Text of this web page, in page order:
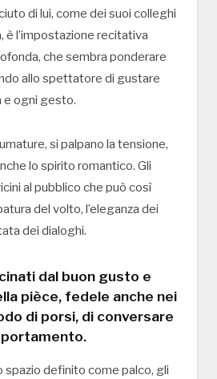
di lui, come dei suoi colleghi
è l’impostazione recitativa
che sembra ponderare
allo spettatore di gustare
e ogni gesto.
si palpano la tensione,
lo spirito romantico. Gli
al pubblico che può così
del volto, l’eleganza dei
dei dialoghi.
dal buon gusto e
pièce, fedele anche nei
di porsi, di conversare
portamento.
spazio definito come palco, gli